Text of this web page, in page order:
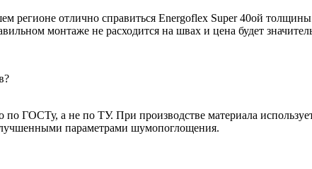
регионе отлично справиться Energoflex Super 40ой
монтаже не расходится на швах и цена будет
ГОСТу, а не по ТУ. При производстве материала
параметрами шумопоглощения.